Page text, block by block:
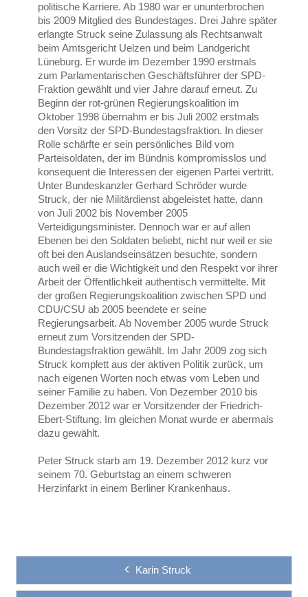
politische Karriere. Ab 1980 war er ununterbrochen
bis 2009 Mitglied des Bundestages. Drei Jahre später
erlangte Struck seine Zulassung als Rechtsanwalt
beim Amtsgericht Uelzen und beim Landgericht
Lüneburg. Er wurde im Dezember 1990 erstmals
zum Parlamentarischen Geschäftsführer der SPD-
Fraktion gewählt und vier Jahre darauf erneut. Zu
Beginn der rot-grünen Regierungskoalition im
Oktober 1998 übernahm er bis Juli 2002 erstmals
den Vorsitz der SPD-Bundestagsfraktion. In dieser
Rolle schärfte er sein persönliches Bild vom
Parteisoldaten, der im Bündnis kompromisslos und
konsequent die Interessen der eigenen Partei vertritt.
Unter Bundeskanzler Gerhard Schröder wurde
Struck, der nie Militärdienst abgeleistet hatte, dann
von Juli 2002 bis November 2005
Verteidigungsminister. Dennoch war er auf allen
Ebenen bei den Soldaten beliebt, nicht nur weil er sie
oft bei den Auslandseinsätzen besuchte, sondern
auch weil er die Wichtigkeit und den Respekt vor ihrer
Arbeit der Öffentlichkeit authentisch vermittelte. Mit
der großen Regierungskoalition zwischen SPD und
CDU/CSU ab 2005 beendete er seine
Regierungsarbeit. Ab November 2005 wurde Struck
erneut zum Vorsitzenden der SPD-
Bundestagsfraktion gewählt. Im Jahr 2009 zog sich
Struck komplett aus der aktiven Politik zurück, um
nach eigenen Worten noch etwas vom Leben und
seiner Familie zu haben. Von Dezember 2010 bis
Dezember 2012 war er Vorsitzender der Friedrich-
Ebert-Stiftung. Im gleichen Monat wurde er abermals
dazu gewählt.
Peter Struck starb am 19. Dezember 2012 kurz vor
seinem 70. Geburtstag an einem schweren
Herzinfarkt in einem Berliner Krankenhaus.
Karin Struck